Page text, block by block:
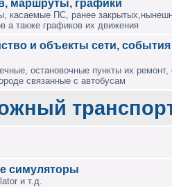
маршруты, графики
касаемые ПС, ранее
а также графиков их движения
и объекты сети,
остановочные пункты их ремонт,
связанные с автобусам
симуляторы
и т.д.